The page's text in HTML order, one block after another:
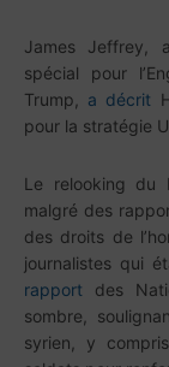
James Jeffrey,
spécial pour
Trump, a décrit
pour la stratégie
Le relooking du
malgré des
des droits de
journalistes qui
rapport des
sombre,
syrien, y